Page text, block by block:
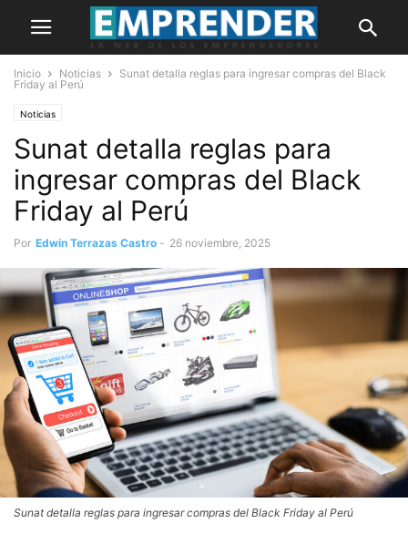
Inicio Noticias
Sunat detalla reglas para ingresar compras del Black
Friday al Perú
Noticias
Sunat detalla reglas para
ingresar compras del Black
Friday al Perú
Por Edwin Terrazas Castro - 26 noviembre, 2025
Sunat detalla reglas para ingresar compras del Black Friday al Perú